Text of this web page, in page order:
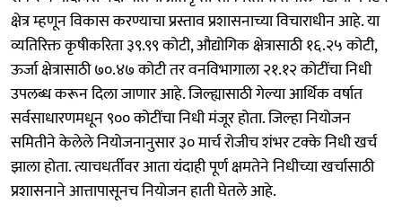
क्षेत्र म्हणून विकास करण्याचा प्रस्ताव प्रशासनाच्या विचाराधीन आहे. या
व्यतिरिक्त कृषीकरिता ३९.९९ कोटी, औद्योगिक क्षेत्रासाठी १६.२५ कोटी,
ऊर्जा क्षेत्रासाठी ७०.४७ कोटी तर वनविभागाला २१.१२ कोटींचा निधी
उपलब्ध करून दिला जाणार आहे. जिल्ह्यासाठी गेल्या आर्थिक वर्षात
सर्वसाधारणमधून ९०० कोटींचा निधी मंजूर होता. जिल्हा नियोजन
समितीने केलेले नियोजनानुसार ३० मार्च रोजीच शंभर टक्के निधी खर्च
झाला होता. त्याचधर्तीवर आता यंदाही पूर्ण क्षमतेने निधीच्या खर्चासाठी
प्रशासनाने आत्तापासूनच नियोजन हाती घेतले आहे.